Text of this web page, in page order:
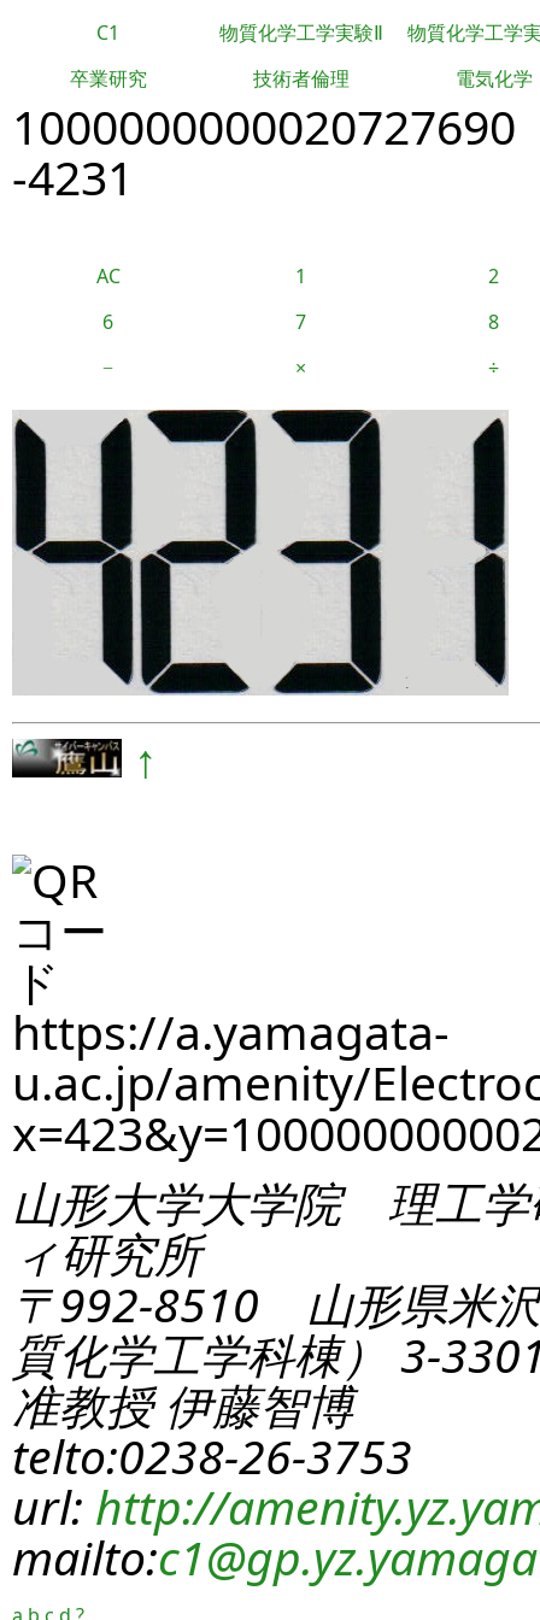
C1 物質化学工学実験Ⅱ
物質化学工学
卒業研究
技術者倫理 電気化学
1000000000020727690
-4231
AC 1
2
6
7
8
−
× ÷
↑
https://a.yamagata-
u.ac.jp/amenity/
山形大学大学院 理工学
ィ研究所
〒992-8510 山形県米
質化学工学科棟） 3-
准教授 伊藤智博
telto:0238-26-3753
url: http://
mailto:c1